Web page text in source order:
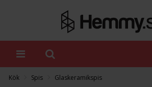
Kök Spis Glaskeramikspis